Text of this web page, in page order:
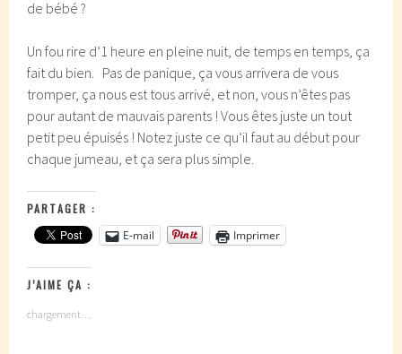
de bébé ?
Un fou rire d’1 heure en pleine nuit, de temps en temps, ça
fait du bien. Pas de panique, ça vous arrivera de vous
tromper, ça nous est tous arrivé, et non, vous n’êtes pas
pour autant de mauvais parents ! Vous êtes juste un tout
petit peu épuisés ! Notez juste ce qu’il faut au début pour
chaque jumeau, et ça sera plus simple.
PARTAGER :
E-mail
Imprimer
J’AIME ÇA :
chargement…